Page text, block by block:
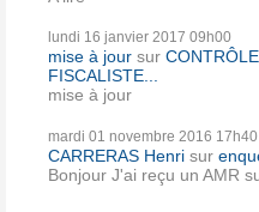
lundi 16 janvier 2017 09h00
mise à jour sur
FISCALISTE...
mise à jour
mardi 01 novembre 2016 17h40
CARRERAS Henri sur
Bonjour J'ai reçu un AMR